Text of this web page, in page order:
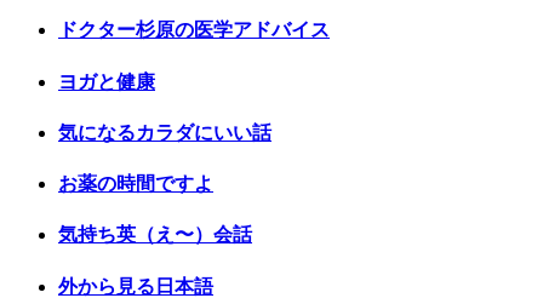
ドクター杉原の医学アドバイス
ヨガと健康
気になるカラダにいい話
お薬の時間ですよ
気持ち英（え〜）会話
外から見る日本語